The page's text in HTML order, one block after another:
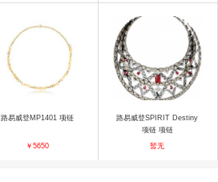
路易威登MP1401 项链
￥5650
路易威登SPIRIT Destiny
项链 项链
暂无